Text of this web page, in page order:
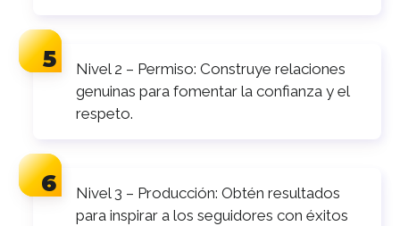
Nivel 2 – Permiso: Construye relaciones
genuinas para fomentar la confianza y el
respeto.
Nivel 3 – Producción: Obtén resultados
para inspirar a los seguidores con éxitos